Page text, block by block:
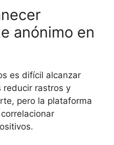
anónimo en
es difícil alcanzar
reducir rastros y
pero la plataforma